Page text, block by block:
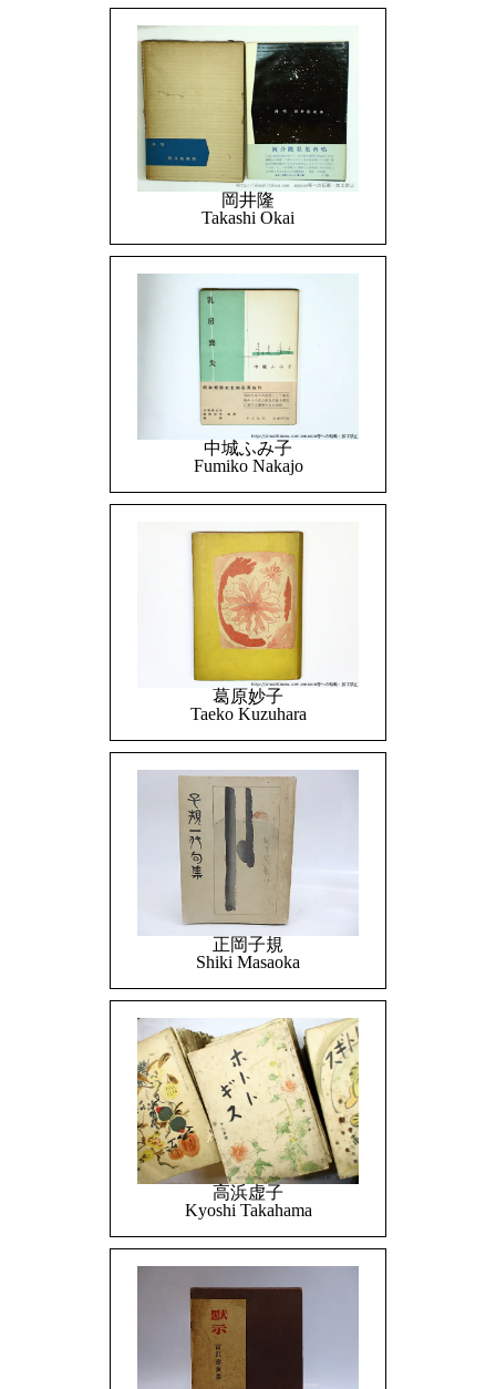
岡井隆
Takashi Okai
中城ふみ子
Fumiko Nakajo
葛原妙子
Taeko Kuzuhara
正岡子規
Shiki Masaoka
高浜虚子
Kyoshi Takahama